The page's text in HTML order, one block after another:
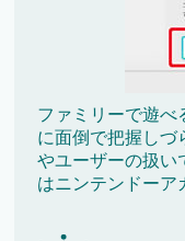
ファミリーで遊べ
に面倒で把握しづ
やユーザーの扱い
はニンテンドーア